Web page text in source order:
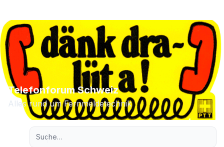
Telefonforum Schweiz
Alles rund um Fernmeldetechnik